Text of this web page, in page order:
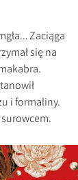
Zaciąga
się na
i formaliny.